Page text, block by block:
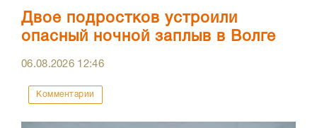
Двое подростков устроили
опасный ночной заплыв в Волге
06.08.2026 12:46
Комментарии